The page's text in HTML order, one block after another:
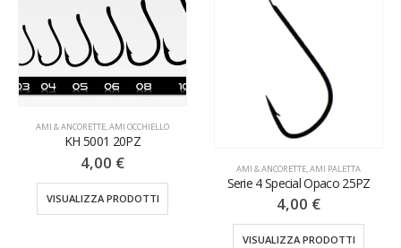
AMI & ANCORETTE,AMI OCCHIELLO
KH 5001 20PZ
4,00 €
VISUALIZZA PRODOTTI
AMI & ANCORETTE,AMI PALETTA
Serie 4 Special Opaco 25PZ
4,00 €
VISUALIZZA PRODOTTI